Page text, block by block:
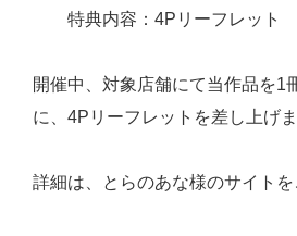
特典内容：4Pリーフレット
開催中、対象店舗にて当作品を1
に、4Pリーフレットを差し上げま
詳細は、とらのあな様のサイトを